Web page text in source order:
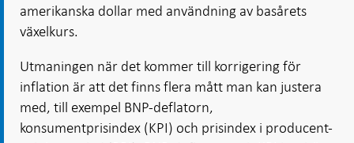
amerikanska dollar med användning av basårets
växelkurs.
Utmaningen när det kommer till korrigering för
inflation är att det finns flera mått man kan justera
med, till exempel BNP-deflatorn,
konsumentprisindex (KPI) och prisindex i producent-